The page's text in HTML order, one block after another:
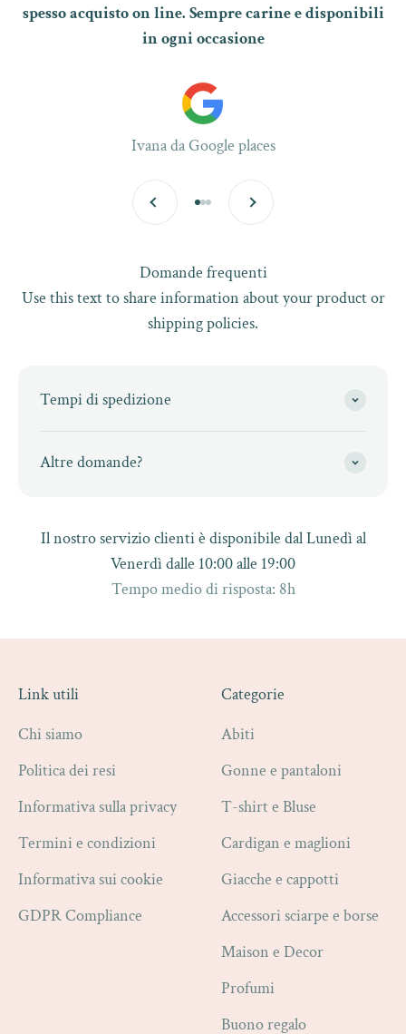
spesso acquisto on line. Sempre carine e disponibili
in ogni occasione
Ivana da Google places
Precedente
Vai all'articolo 1
Vai all'articolo 2
Vai all'articolo 3
Successivo
Domande frequenti
Use this text to share information about your product or
shipping policies.
Tempi di spedizione
Altre domande?
Il nostro servizio clienti è disponibile dal Lunedì al
Venerdì dalle 10:00 alle 19:00
Tempo medio di risposta: 8h
Link utili
Chi siamo
Politica dei resi
Informativa sulla privacy
Termini e condizioni
Informativa sui cookie
GDPR Compliance
Categorie
Abiti
Gonne e pantaloni
T-shirt e Bluse
Cardigan e maglioni
Giacche e cappotti
Accessori sciarpe e borse
Maison e Decor
Profumi
Buono regalo